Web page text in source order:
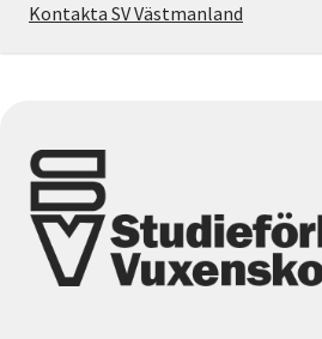
Kontakta SV Västmanland